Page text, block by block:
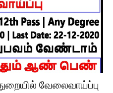
துறையில் வேலைவாய்ப்பு